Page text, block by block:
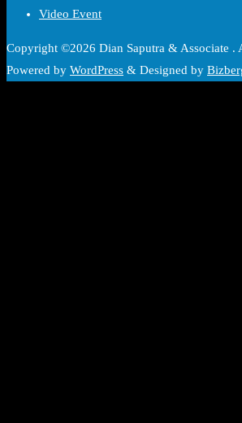
Video Event
Copyright ©2026 Dian Saputra & Associate .
Powered by WordPress & Designed by